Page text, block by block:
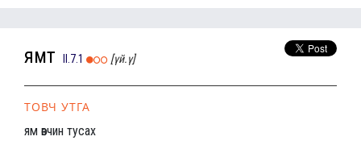
ямт II.7.1 [үй.ү]
ТОВЧ УТГА
ям өвчин тусах